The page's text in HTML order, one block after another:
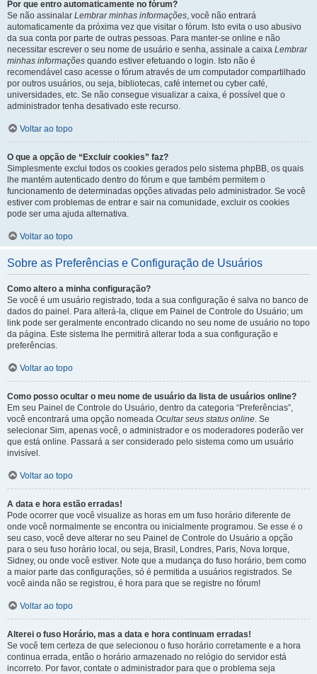
Por que entro automaticamente no fórum?
Se não assinalar Lembrar minhas informações, você não entrará
automaticamente da próxima vez que visitar o fórum. Isto evita o uso abusivo
da sua conta por parte de outras pessoas. Para manter-se online e não
necessitar escrever o seu nome de usuário e senha, assinale a caixa Lembrar
minhas informações quando estiver efetuando o login. Isto não é
recomendável caso acesse o fórum através de um computador compartilhado
por outros usuários, ou seja, bibliotecas, café internet ou cyber café,
universidades, etc. Se não consegue visualizar a caixa, é possível que o
administrador tenha desativado este recurso.
Voltar ao topo
O que a opção de “Excluir cookies” faz?
Simplesmente exclui todos os cookies gerados pelo sistema phpBB, os quais
lhe mantém autenticado dentro do fórum e que também permitem o
funcionamento de determinadas opções ativadas pelo administrador. Se você
estiver com problemas de entrar e sair na comunidade, excluir os cookies
pode ser uma ajuda alternativa.
Voltar ao topo
Sobre as Preferências e Configuração de Usuários
Como altero a minha configuração?
Se você é um usuário registrado, toda a sua configuração é salva no banco de
dados do painel. Para alterá-la, clique em Painel de Controle do Usuário; um
link pode ser geralmente encontrado clicando no seu nome de usuário no topo
da página. Este sistema lhe permitirá alterar toda a sua configuração e
preferências.
Voltar ao topo
Como posso ocultar o meu nome de usuário da lista de usuários online?
Em seu Painel de Controle do Usuário, dentro da categoria “Preferências”,
você encontrará uma opção nomeada Ocultar seus status online. Se
selecionar Sim, apenas você, o administrador e os moderadores poderão ver
que está online. Passará a ser considerado pelo sistema como um usuário
invisível.
Voltar ao topo
A data e hora estão erradas!
Pode ocorrer que você visualize as horas em um fuso horário diferente de
onde você normalmente se encontra ou inicialmente programou. Se esse é o
seu caso, você deve alterar no seu Painel de Controle do Usuário a opção
para o seu fuso horário local, ou seja, Brasil, Londres, Paris, Nova Iorque,
Sidney, ou onde você estiver. Note que a mudança do fuso horário, bem como
a maior parte das configurações, só é permitida a usuários registrados. Se
você ainda não se registrou, é hora para que se registre no fórum!
Voltar ao topo
Alterei o fuso Horário, mas a data e hora continuam erradas!
Se você tem certeza de que selecionou o fuso horário corretamente e a hora
continua errada, então o horário armazenado no relógio do servidor está
incorreto. Por favor, contate o administrador para que o problema seja